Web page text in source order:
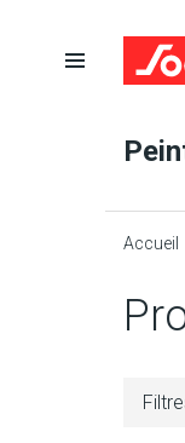
Ouvrir
Accueil